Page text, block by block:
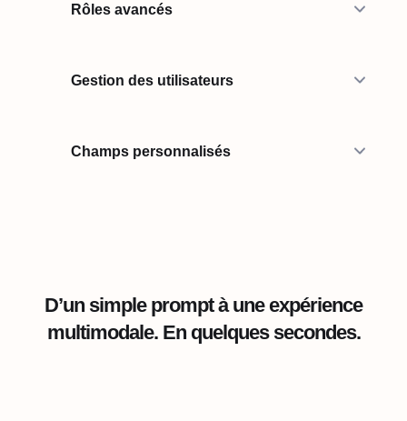
Rôles avancés
Gestion des utilisateurs
Champs personnalisés
D’un simple prompt à une expérience
multimodale. En quelques secondes.